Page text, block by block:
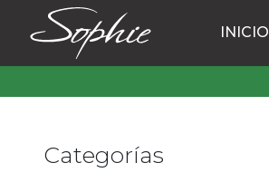
INICIO
Categorías